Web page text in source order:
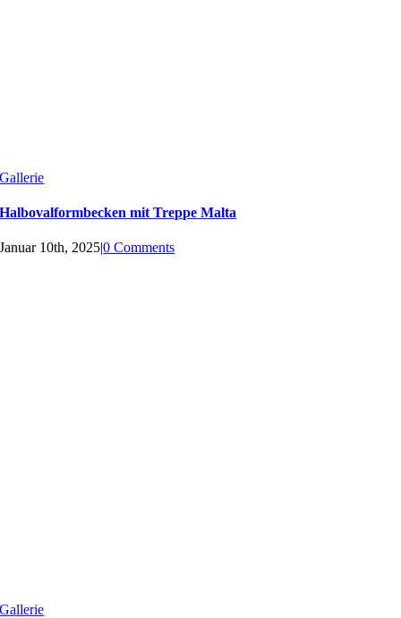
Gallerie
Halbovalformbecken mit Treppe Malta
Januar 10th, 2025|0 Comments
Gallerie